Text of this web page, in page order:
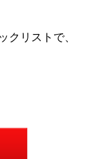
クリストで、